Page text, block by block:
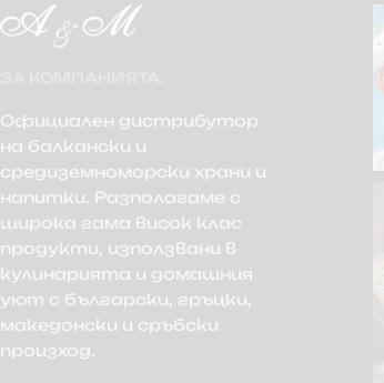
Официален дистрибутор
на балкански и
средиземноморски храни и
напитки. Разполагаме с
широка гама висок клас
продукти, използвани в
кулинарията и домашния
уют с български, гръцки,
македонски и сръбски
произход.